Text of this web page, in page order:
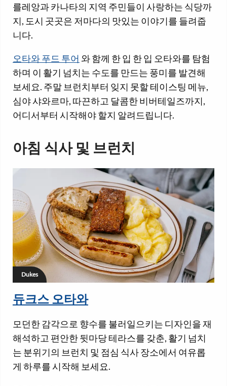
를레앙과 카나타의 지역 주민들이 사랑하는 식당까
지, 도시 곳곳은 저마다의 맛있는 이야기를 들려줍
니다.
오타와 푸드 투어 와 함께 한 입 한 입 오타와를 탐험
하며 이 활기 넘치는 수도를 만드는 풍미를 발견해
보세요. 주말 브런치부터 잊지 못할 테이스팅 메뉴,
심야 샤와르마, 따끈하고 달콤한 비버테일즈까지,
어디서부터 시작해야 할지 알려드립니다.
아침 식사 및 브런치
Dukes
듀크스 오타와
모던한 감각으로 향수를 불러일으키는 디자인을 재
해석하고 편안한 뒷마당 테라스를 갖춘, 활기 넘치
는 분위기의 브런치 및 점심 식사 장소에서 여유롭
게 하루를 시작해 보세요.